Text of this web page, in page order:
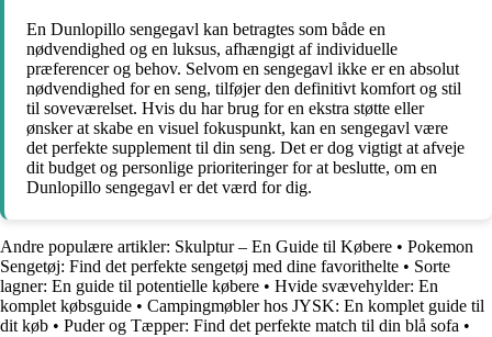
En Dunlopillo sengegavl kan betragtes som både en
nødvendighed og en luksus, afhængigt af individuelle
præferencer og behov. Selvom en sengegavl ikke er en absolut
nødvendighed for en seng, tilføjer den definitivt komfort og stil
til soveværelset. Hvis du har brug for en ekstra støtte eller
ønsker at skabe en visuel fokuspunkt, kan en sengegavl være
det perfekte supplement til din seng. Det er dog vigtigt at afveje
dit budget og personlige prioriteringer for at beslutte, om en
Dunlopillo sengegavl er det værd for dig.
Andre populære artikler: Skulptur – En Guide til Købere • Pokemon
Sengetøj: Find det perfekte sengetøj med dine favorithelte • Sorte
lagner: En guide til potentielle købere • Hvide svævehylder: En
komplet købsguide • Campingmøbler hos JYSK: En komplet guide til
dit køb • Puder og Tæpper: Find det perfekte match til din blå sofa •